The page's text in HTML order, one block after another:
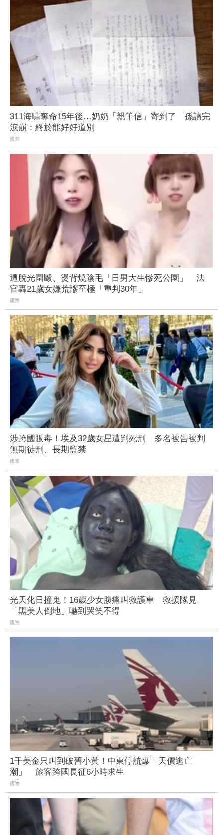
311海嘯奪命15年後…奶奶「親筆信」寄到了 孫讀完
淚崩：終於能好好道別
國際
遭脫光圍毆、燙背燒陰毛「日男大生慘死公園」 法
官轟21歲女嫌荒謬至極「重判30年」
國際
涉跨國販毒！埃及32歲女星遭判死刑 多名被告被判
無期徒刑、長期監禁
國際
光天化日撞鬼！16歲少女腹痛叫救護車 救援隊見
「黑美人倒地」嚇到哭笑不得
國際
1千美金只叫到破舊小黃！中東停航爆「天價逃亡
潮」 旅客跨國長征6小時求生
國際